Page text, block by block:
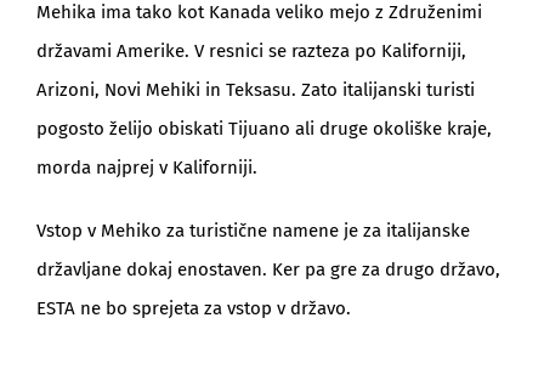
Mehika ima tako kot Kanada veliko mejo z Združenimi
državami Amerike. V resnici se razteza po Kaliforniji,
Arizoni, Novi Mehiki in Teksasu. Zato italijanski turisti
pogosto želijo obiskati Tijuano ali druge okoliške kraje,
morda najprej v Kaliforniji.
Vstop v Mehiko za turistične namene je za italijanske
državljane dokaj enostaven. Ker pa gre za drugo državo,
ESTA ne bo sprejeta za vstop v državo.